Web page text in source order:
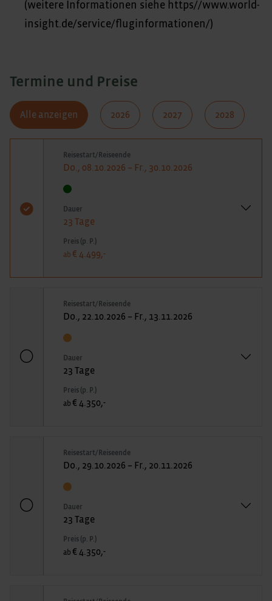
(weitere Informationen siehe https//www.world-
insight.de/service/fluginformationen/)
Termine und Preise
Alle anzeigen 2026 2027 2028
Reisestart/Reiseende
Do., 08.10.2026 – Fr., 30.10.2026
Dauer
23 Tage
Preis (p. P.)
ab € 4.499,-
Reisestart/Reiseende
Do., 22.10.2026 – Fr., 13.11.2026
Dauer
23 Tage
Preis (p. P.)
ab € 4.350,-
Reisestart/Reiseende
Do., 29.10.2026 – Fr., 20.11.2026
Dauer
23 Tage
Preis (p. P.)
ab € 4.350,-